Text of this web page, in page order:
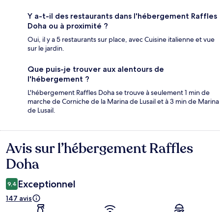
Y a-t-il des restaurants dans l'hébergement Raffles
Doha ou à proximité ?
Oui, il y a 5 restaurants sur place, avec Cuisine italienne et vue
sur le jardin.
Que puis-je trouver aux alentours de
l'hébergement ?
L'hébergement Raffles Doha se trouve à seulement 1 min de
marche de Corniche de la Marina de Lusail et à 3 min de Marina
de Lusail.
Avis
Avis sur l’hébergement Raffles
Doha
9,4 Exceptionnel
147 avis